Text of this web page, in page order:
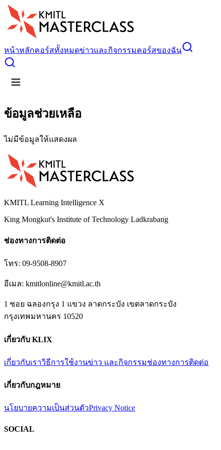
หน้าหลักคอร์สทั้งหมดข่าวและกิจกรรมคอร์สของฉัน
ข้อมูลช่วยเหลือ
ไม่มีข้อมูลให้แสดงผล
KMITL Learning Intelligence X
King Mongkut's Institute of Technology Ladkrabang
ช่องทางการติดต่อ
โทร: 09-9508-8907
อีเมล: kmitlonline@kmitl.ac.th
1 ซอย ฉลองกรุง 1 แขวง ลาดกระบัง เขตลาดกระบัง
กรุงเทพมหานคร 10520
เกี่ยวกับ KLIX
เกี่ยวกับเราวิธีการใช้งานข่าว และกิจกรรมช่องทางการติดต่อ
เกี่ยวกับกฎหมาย
นโยบายความเป็นส่วนตัวPrivacy Notice
SOCIAL